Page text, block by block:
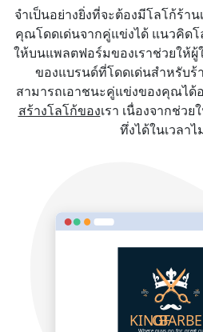
จำเป็นอย่างยิ่งที่จะต้องมีโลโก้ร้า
คุณโดดเด่นจากคู่แข่งได้ แนวคิด
ให้บนแพลตฟอร์มของเราช่วยให้
ของแบรนด์ที่โดดเด่นสำหรับ
สามารถเอาชนะคู่แข่งของคุณได้อ
สร้างโลโก้ของเรา เนื่องจากช่
ทึ่งได้ในเวลา